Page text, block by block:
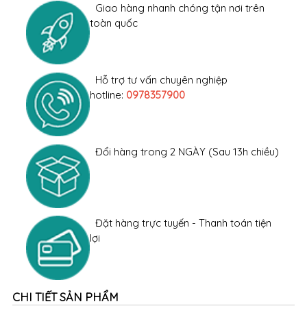
Giao hàng nhanh chóng tận nơi trên
toàn quốc
Hỗ trợ tư vấn chuyên nghiệp
hotline: 0978357900
Đổi hàng trong 2 NGÀY (Sau 13h chiều)
Đặt hàng trực tuyến - Thanh toán tiện
lợi
CHI TIẾT SẢN PHẨM